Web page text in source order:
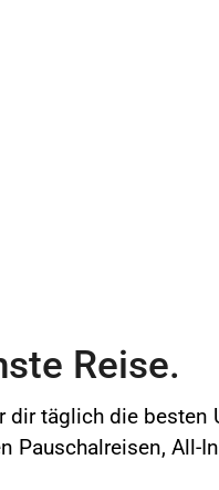
Reise.
dir täglich die besten
All-